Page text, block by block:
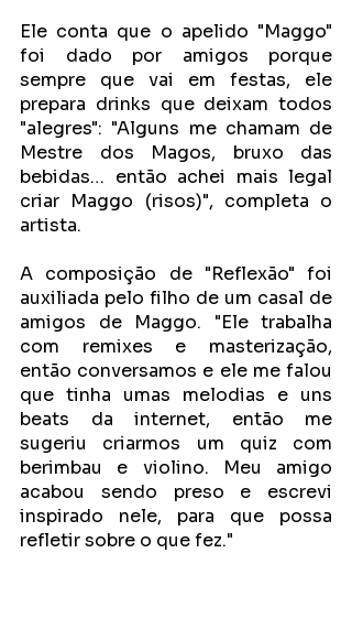
Ele conta que o apelido "Maggo"
foi dado por amigos porque
sempre que vai em festas, ele
prepara drinks que deixam todos
"alegres": "Alguns me chamam de
Mestre dos Magos, bruxo das
bebidas… então achei mais legal
criar Maggo (risos)", completa o
artista.
A composição de "Reflexão" foi
auxiliada pelo filho de um casal de
amigos de Maggo. "Ele trabalha
com remixes e masterização,
então conversamos e ele me falou
que tinha umas melodias e uns
beats da internet, então me
sugeriu criarmos um quiz com
berimbau e violino. Meu amigo
acabou sendo preso e escrevi
inspirado nele, para que possa
refletir sobre o que fez."